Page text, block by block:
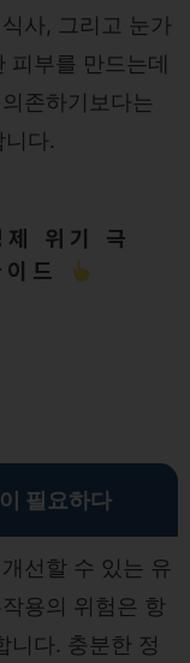
사, 그리고 눈가
피부를 만드는데
존하기보다는
다.
위기 극
드
필요하다
선할 수 있는 유
용의 위험은 항
니다. 충분한 정